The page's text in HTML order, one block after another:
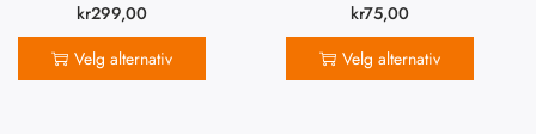
kr299,00
Velg alternativ
kr75,00
Velg alternativ